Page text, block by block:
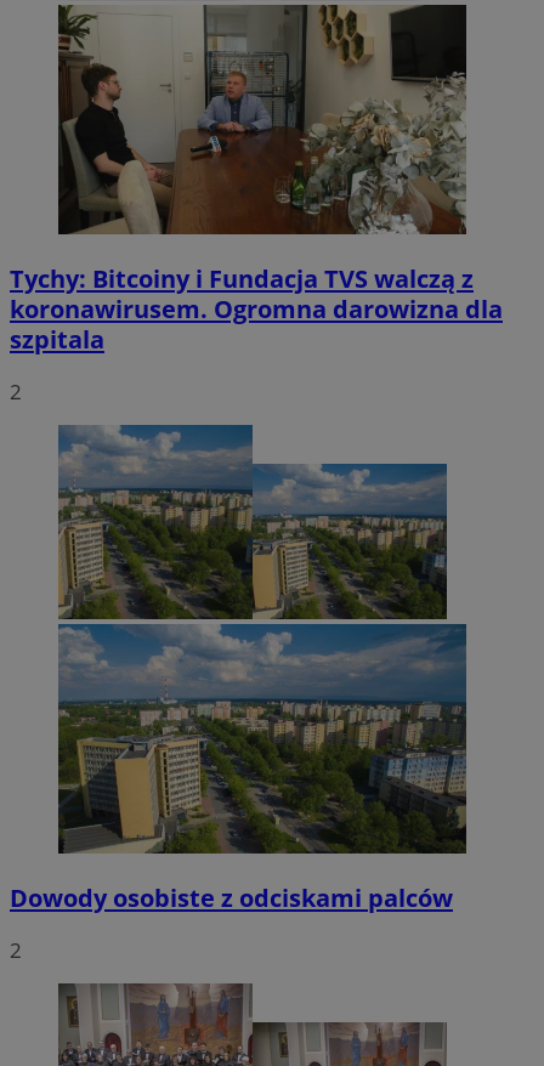
Tychy: Bitcoiny i Fundacja TVS walczą z
koronawirusem. Ogromna darowizna dla
szpitala
2
Dowody osobiste z odciskami palców
2